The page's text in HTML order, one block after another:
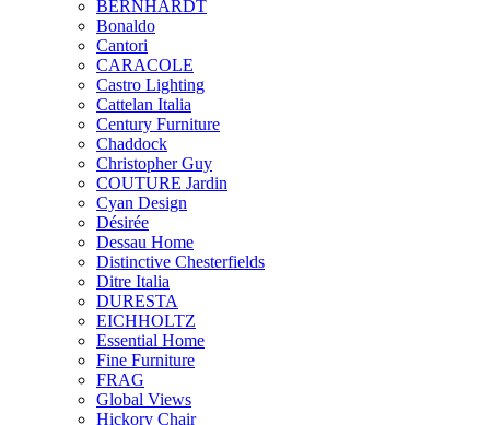
BERNHARDT
Bonaldo
Cantori
CARACOLE
Castro Lighting
Cattelan Italia
Century Furniture
Chaddock
Christopher Guy
COUTURE Jardin
Cyan Design
Désirée
Dessau Home
Distinctive Chesterfields
Ditre Italia
DURESTA
EICHHOLTZ
Essential Home
Fine Furniture
FRAG
Global Views
Hickory Chair